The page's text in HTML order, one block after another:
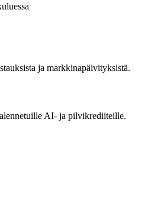
ja markkinapäivityksistä.
AI- ja pilvikrediiteille.